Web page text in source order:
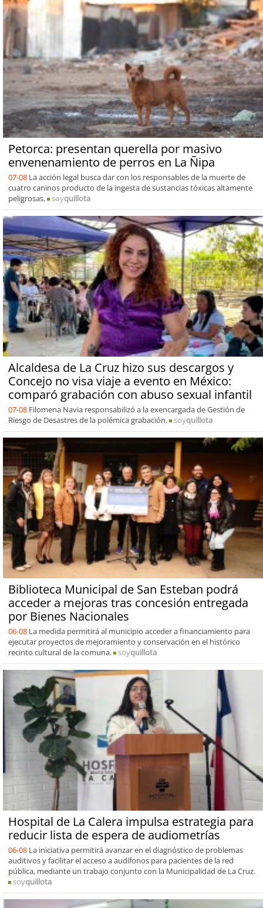
Petorca: presentan querella por masivo
envenenamiento de perros en La Ñipa
07-08 La acción legal busca dar con los responsables de la muerte de
cuatro caninos producto de la ingesta de sustancias tóxicas altamente
peligrosas.
soyquillota
Alcaldesa de La Cruz hizo sus descargos y
Concejo no visa viaje a evento en México:
comparó grabación con abuso sexual infantil
07-08 Filomena Navia responsabilizó a la exencargada de Gestión de
Riesgo de Desastres de la polémica grabación.
soyquillota
Biblioteca Municipal de San Esteban podrá
acceder a mejoras tras concesión entregada
por Bienes Nacionales
06-08 La medida permitirá al municipio acceder a financiamiento para
ejecutar proyectos de mejoramiento y conservación en el histórico
recinto cultural de la comuna.
soyquillota
Hospital de La Calera impulsa estrategia para
reducir lista de espera de audiometrías
06-08 La iniciativa permitirá avanzar en el diagnóstico de problemas
auditivos y facilitar el acceso a audífonos para pacientes de la red
pública, mediante un trabajo conjunto con la Municipalidad de La Cruz.
soyquillota